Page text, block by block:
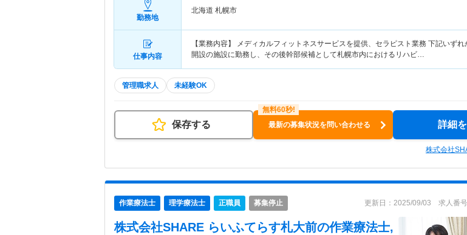
勤務地
北海道 札幌市
仕事内容
【業務内容】 メディカルフィットネスサービスを提供、セラピスト業務 下記いず
開設の施設に勤務し、その後幹部候補として札幌市内におけるリハビ…
管理職求人 未経験OK
保存する 最新の募集状況を問い合わせる 詳細
株式会社
作業療法士 理学療法士 正職員 募集停止 更新日：2025/09/03 求人番
株式会社SHARE らいふてらす札大前の作業療法士,